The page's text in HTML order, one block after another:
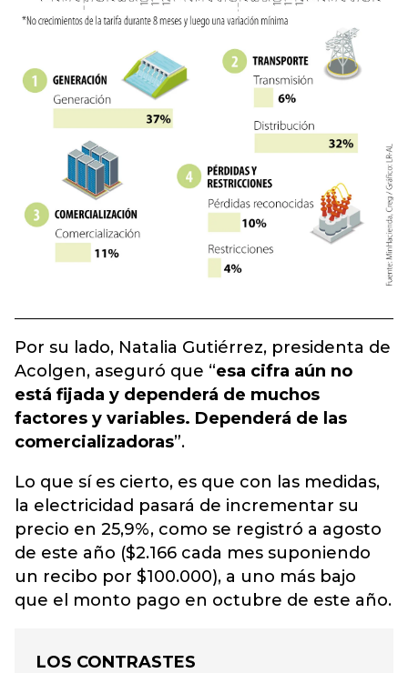
Por su lado, Natalia Gutiérrez, presidenta de
Acolgen, aseguró que “esa cifra aún no
está fijada y dependerá de muchos
factores y variables. Dependerá de las
comercializadoras”.
Lo que sí es cierto, es que con las medidas,
la electricidad pasará de incrementar su
precio en 25,9%, como se registró a agosto
de este año ($2.166 cada mes suponiendo
un recibo por $100.000), a uno más bajo
que el monto pago en octubre de este año.
LOS CONTRASTES